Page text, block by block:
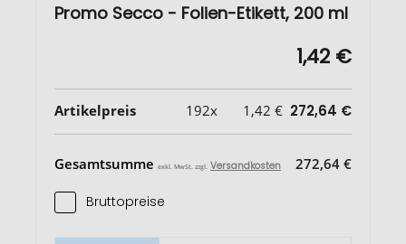
Promo Secco - Folien-Etikett, 200 ml
1,42 €
Artikelpreis 192x 1,42 € 272,64 €
Gesamtsumme exkl. MwSt. zzgl. Versandkosten 272,64 €
Bruttopreise